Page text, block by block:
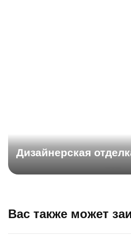
Дизайнерская
Вас также может